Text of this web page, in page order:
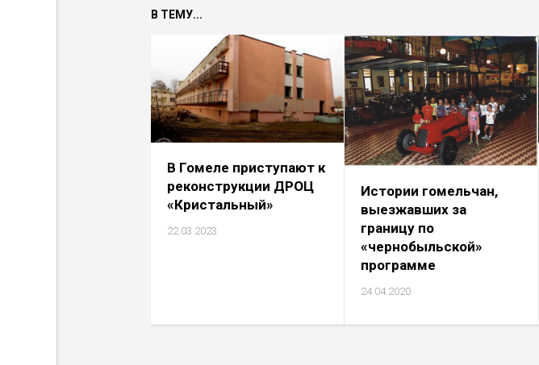
В ТЕМУ...
В Гомеле приступают к
реконструкции ДРОЦ
«Кристальный»
22.03.2023
Истории гомельчан,
выезжавших за
границу по
«чернобыльской»
программе
24.04.2020